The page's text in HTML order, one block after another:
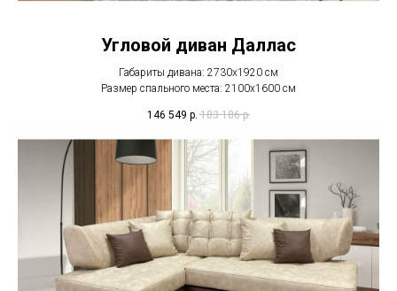
Угловой диван Даллас
Габариты дивана: 2730x1920 см
Размер спального места: 2100x1600 см
146 549 р. 183 186 р.